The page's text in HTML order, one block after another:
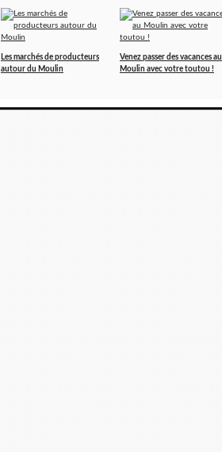
Les marchés de producteurs
autour du Moulin
Venez passer des vacances au
Moulin avec votre toutou !